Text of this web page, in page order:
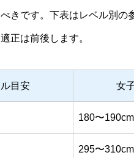
きです。下表はレベル別の
正は前後します。
目安 女
180〜
295〜